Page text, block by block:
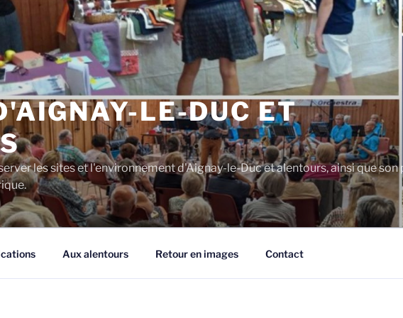
LE-DUC ET
les sites et l'environnement d'Aignay-le-Duc et alentours, ainsi que
Aux alentours Retour en images Contact